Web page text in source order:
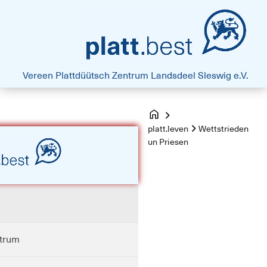
platt.best - Drift vun Harten
Vereen Plattdüütsch Zentrum Landsdeel Sleswig e.V.
platt.leven
Wettstrieden
un Priesen